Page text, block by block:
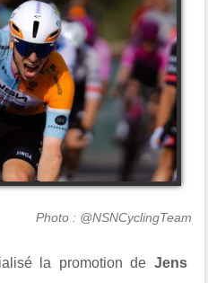
Photo : @NSNCyclingTeam
la promotion de Jens